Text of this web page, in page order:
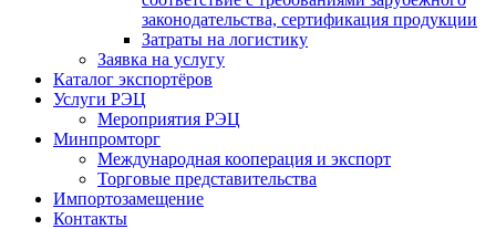
законодательства, сертификация продукции
Затраты на логистику
Заявка на услугу
Каталог экспортёров
Услуги РЭЦ
Мероприятия РЭЦ
Минпромторг
Международная кооперация и экспорт
Торговые представительства
Импортозамещение
Контакты